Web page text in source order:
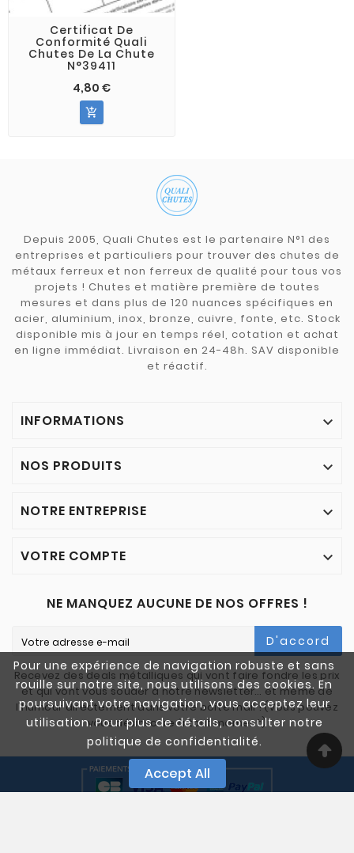
Pour une expérience de navigation robuste et sans
rouille sur notre site, nous utilisons des cookies. En
poursuivant votre navigation, vous acceptez leur
utilisation. Pour plus de détails, consulter notre
politique de confidentialité.
Accept All
Certificat De
Conformité Quali
Chutes De La Chute
N°39411
4,80 €

Depuis 2005, Quali Chutes est le partenaire N°1 des
entreprises et particuliers pour trouver des chutes de
métaux ferreux et non ferreux de qualité pour tous vos
projets ! Chutes et matière première de toutes
mesures et dans plus de 120 nuances spécifiques en
acier, aluminium, inox, bronze, cuivre, fonte, etc. Stock
disponible mis à jour en temps réel, cotation et achat
en ligne immédiat. Livraison en 24-48h. SAV disponible
et réactif.
INFORMATIONS 
NOS PRODUITS 
NOTRE ENTREPRISE 
VOTRE COMPTE 
NE MANQUEZ AUCUNE DE NOS OFFRES !
D'accord
Recevez des deals métalliques qui vont faire fondre les prix
et qui vont vous souder à notre newsletter… et même de
l'humour directement dans votre boîte mail ! (Vous pouvez
vous désinscrire à tout moment)